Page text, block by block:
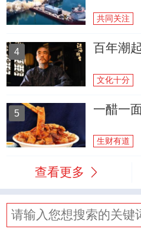
共同关注
4 百年潮
文化十分
5 一醋一
生财有道
查看更多